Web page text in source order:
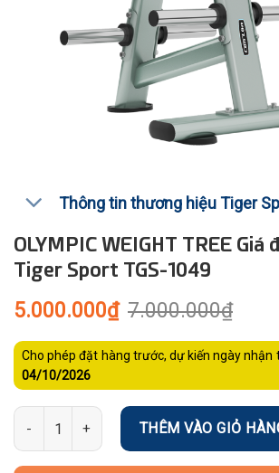
Thông tin thương hiệu Tiger
OLYMPIC WEIGHT TREE Giá
Tiger Sport TGS-1049
7.000.000₫
Giá
gốc
7.000.000₫.
5.000.000₫
Giá
hiện
là:
5.000.000₫.
Cho phép đặt hàng trước, dự kiến ngày nhận
04/10/2026
Số lượng
THÊM VÀO GIỎ